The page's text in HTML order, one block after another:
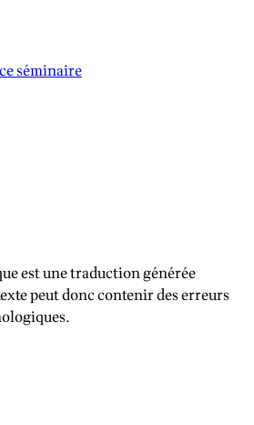
séminaire
est une traduction générée
peut donc contenir des erreurs